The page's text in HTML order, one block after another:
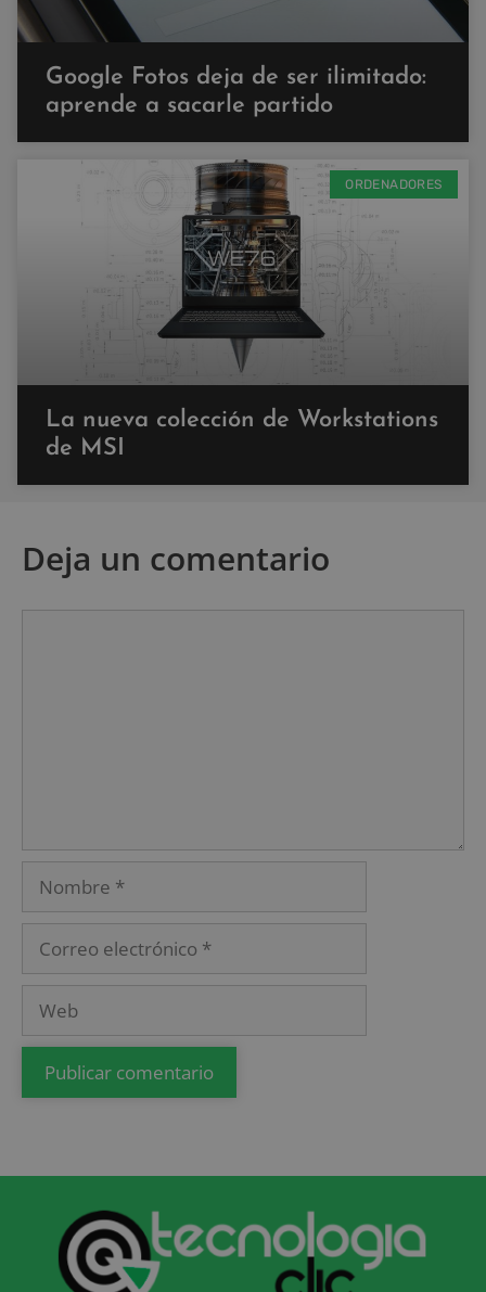
Google Fotos deja de ser ilimitado:
aprende a sacarle partido
ORDENADORES
La nueva colección de Workstations
de MSI
Deja un comentario